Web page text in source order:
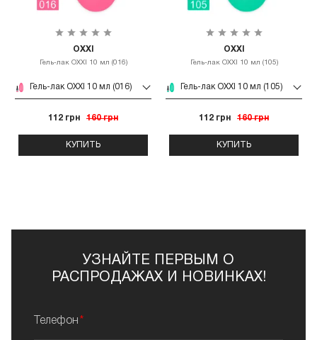
OXXI
Гель-лак OXXI 10 мл (016)
Гель-лак OXXI 10 мл (016)
112 грн 160 грн
КУПИТЬ
OXXI
Гель-лак OXXI 10 мл (105)
Гель-лак OXXI 10 мл (105)
112 грн 160 грн
КУПИТЬ
УЗНАЙТЕ ПЕРВЫМ О
РАСПРОДАЖАХ И НОВИНКАХ!
Телефон